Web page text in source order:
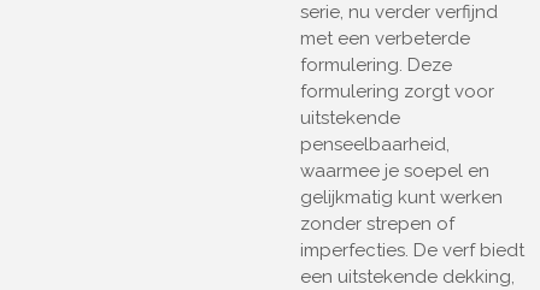
serie, nu verder verfijnd
met een verbeterde
formulering. Deze
formulering zorgt voor
uitstekende
penseelbaarheid,
waarmee je soepel en
gelijkmatig kunt werken
zonder strepen of
imperfecties. De verf biedt
een uitstekende dekking,